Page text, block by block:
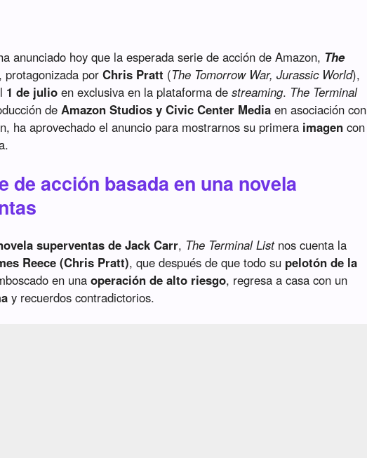
anunciado hoy que la esperada serie de acción de Amazon, The
protagonizada porChris Pratt (The Tomorrow War, Jurassic World),
1 de julio en exclusiva en la plataforma destreaming. The Terminal
deAmazon Studios y Civic Center Media en asociación con
ha aprovechado el anuncio para mostrarnos su primera imagen con
de acción basada en una novela
superventas de Jack Carr, The Terminal Listnos cuenta la
Reece (Chris Pratt), que después de que todo su pelotón de la
en unaoperación de alto riesgo, regresa a casa con un
y recuerdos contradictorios.